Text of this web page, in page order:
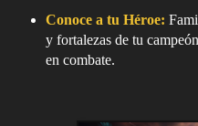
Conoce a tu Héroe:
y fortalezas de tu
en combate.